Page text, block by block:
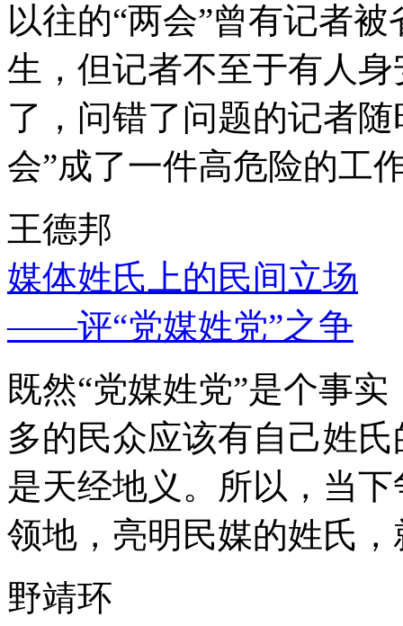
以往的“两会”曾有记者
生，但记者不至于有人
了，问错了问题的记者
会”成了一件高危险的工
王德邦
媒体姓氏上的民间立场
——评“党媒姓党”之争
既然“党媒姓党”是个事
多的民众应该有自己姓
是天经地义。所以，当
领地，亮明民媒的姓氏
野靖环